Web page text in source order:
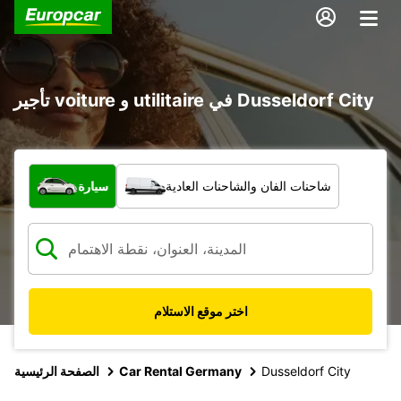
تأجير voiture و utilitaire في Dusseldorf City
ما نوع المركبة؟
سيارة شاحنات الفان والشاحنات العادية
اختر موقع الاستلام
الصفحة الرئيسية Car Rental Germany Dusseldorf City